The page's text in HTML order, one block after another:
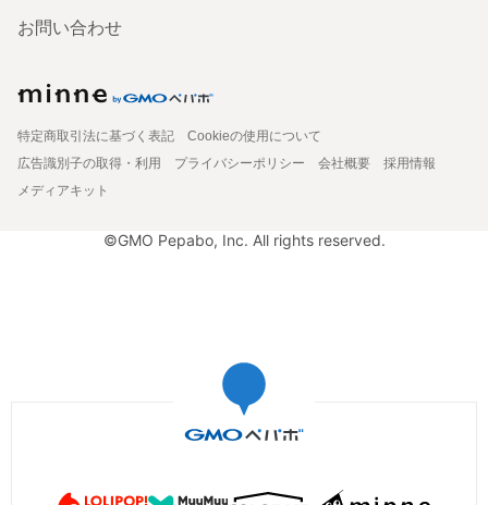
お問い合わせ
特定商取引法に基づく表記
Cookieの使用について
広告識別子の取得・利用
プライバシーポリシー 会社概要
採用情報
メディアキット
©GMO Pepabo, Inc. All rights reserved.